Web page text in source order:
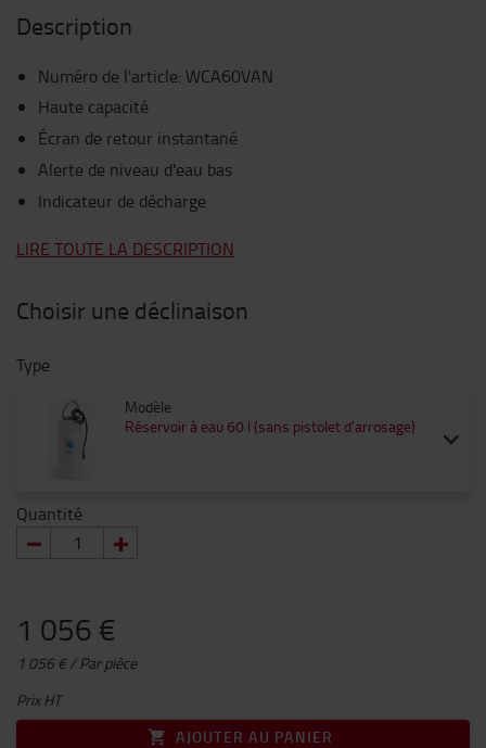
Description
Numéro de l'article: WCA60VAN
Haute capacité
Écran de retour instantané
Alerte de niveau d'eau bas
Indicateur de décharge
LIRE TOUTE LA DESCRIPTION
Choisir une déclinaison
Type
Modèle
Réservoir à eau 60 l (sans pistolet d'arrosage)
Quantité
1 056 €
1 056 € / Par pièce
Prix HT
AJOUTER AU PANIER